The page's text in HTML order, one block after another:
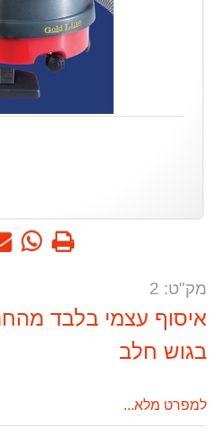
שאל WhatsApp
על
מק"ט: 2
למפרט מלא...